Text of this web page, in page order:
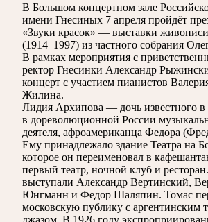
В Большом концертном зале
имени Гнесиных 7 апреля пройдёт
«Звуки красок» — выставки
(1914–1997) из частного собрания
В рамках мероприятия с
ректор Гнесинки Александр
концерт с участием пианистов
Жилина.
Лидия Архипова — дочь известного в
в дореволюционной России
деятеля, афроамериканца Федора
Ему принадлежало здание Театра на
которое он переименовал в
первый театр, ночной клуб и
выступали Александр Вертинский,
Юнгманн и Федор Шаляпин. Томас
московскую публику с аргентинским
джазом. В 1926 году